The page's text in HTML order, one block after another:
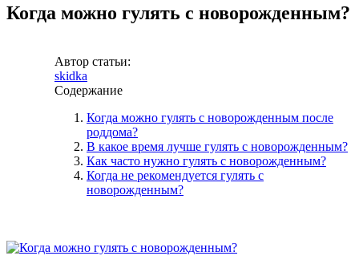
Когда можно гулять с новорожденным?
Автор статьи:
skidka
Содержание
Когда можно гулять с новорожденным после
роддома?
В какое время лучше гулять с новорожденным?
Как часто нужно гулять с новорожденным?
Когда не рекомендуется гулять с
новорожденным?